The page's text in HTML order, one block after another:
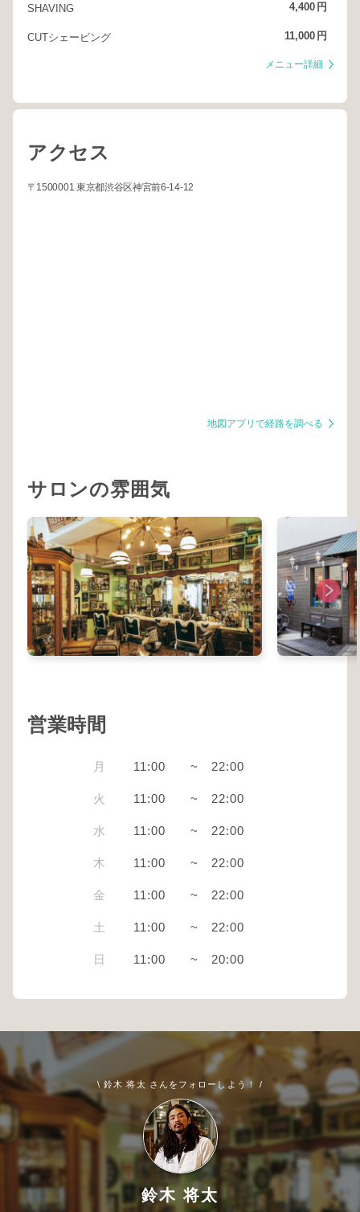
SHAVING 4,400 円
CUTシェービング 11,000 円
メニュー詳細
アクセス
〒1500001 東京都渋谷区神宮前6-14-12
地図アプリで経路を調べる
サロンの雰囲気
営業時間
月 11:00 ~ 22:00
火 11:00 ~ 22:00
水 11:00 ~ 22:00
木 11:00 ~ 22:00
金 11:00 ~ 22:00
土 11:00 ~ 22:00
日 11:00 ~ 20:00
\ 鈴木 将太 さんをフォローしよう！ /
鈴木 将太